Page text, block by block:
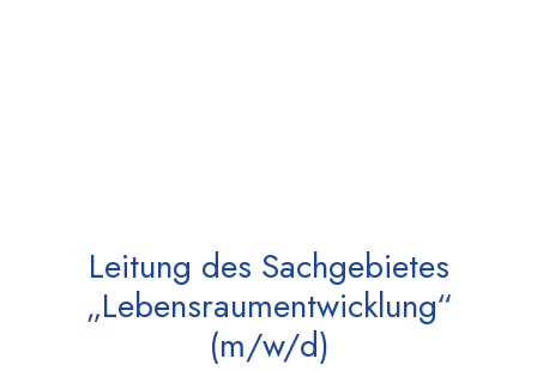
Leitung des Sachgebietes
„Lebensraumentwicklung“
(m/w/d)